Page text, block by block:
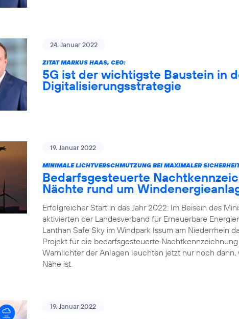
24. Januar 2022
ZITAT MARKUS HAAS, CEO:
5G ist der wichtigste Baustein in
Digitalisierungsstrategie
19. Januar 2022
MINIMALE LICHTVERSCHMUTZUNG BEI MAXIMALER
Bedarfsgesteuerte
Nächte rund um
Erfolgreicher Start in das Jahr 2022: Im Beisein des
aktivierten der Landesverband für Erneuerbare
Lanthan Safe Sky im Windpark Issum am Niederrhein
Projekt für die bedarfsgesteuerte
Warnlichter der Anlagen leuchten jetzt nur noch
Nähe ist.
19. Januar 2022